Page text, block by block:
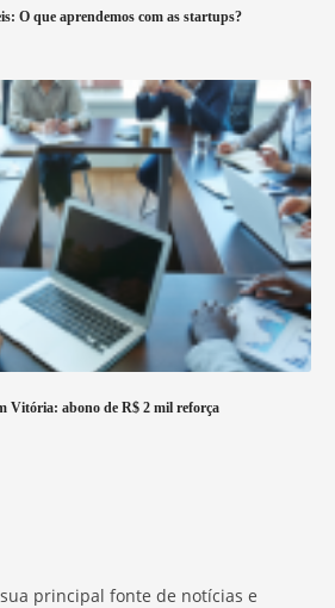
O que aprendemos com as startups?
Vitória: abono de R$ 2 mil reforça
principal fonte de notícias e